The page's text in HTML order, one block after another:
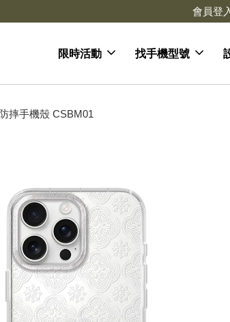
會員登
限時活動 找手機型號
摔手機殼 CSBM01